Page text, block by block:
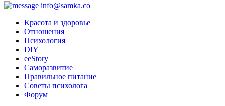
info@samka.co
Красота и здоровье
Отношения
Психология
DIY
ееStory
Саморазвитие
Правильное питание
Советы психолога
Форум